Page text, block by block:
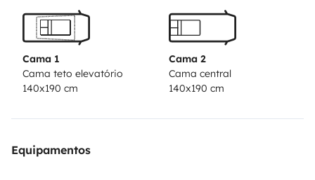
Cama 1
Cama teto elevatório
140x190 cm
Cama 2
Cama central
140x190 cm
Equipamentos